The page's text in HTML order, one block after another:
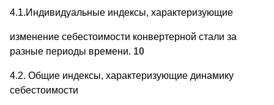
4.1.Индивидуальные индексы, характеризующие
изменение себестоимости конвертерной стали за
разные периоды времени. 10
4.2. Общие индексы, характеризующие динамику
себестоимости